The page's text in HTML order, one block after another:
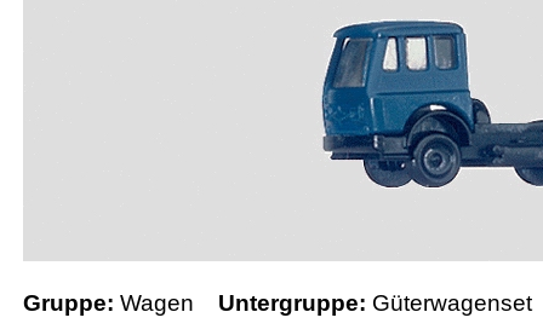
Gruppe: Wagen Untergruppe: Güterwagenset